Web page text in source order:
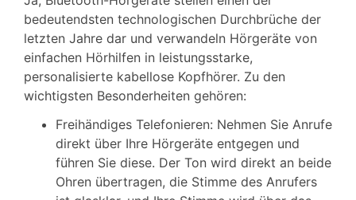
bedeutendsten technologischen Durchbrüche der
letzten Jahre dar und verwandeln Hörgeräte von
einfachen Hörhilfen in leistungsstarke,
personalisierte kabellose Kopfhörer. Zu den
wichtigsten Besonderheiten gehören:
Freihändiges Telefonieren: Nehmen Sie Anrufe
direkt über Ihre Hörgeräte entgegen und
führen Sie diese. Der Ton wird direkt an beide
Ohren übertragen, die Stimme des Anrufers